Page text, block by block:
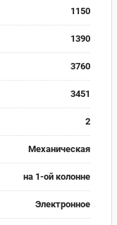
1150
1390
3760
3451
2
Механическая
на 1-ой колонне
Электронное